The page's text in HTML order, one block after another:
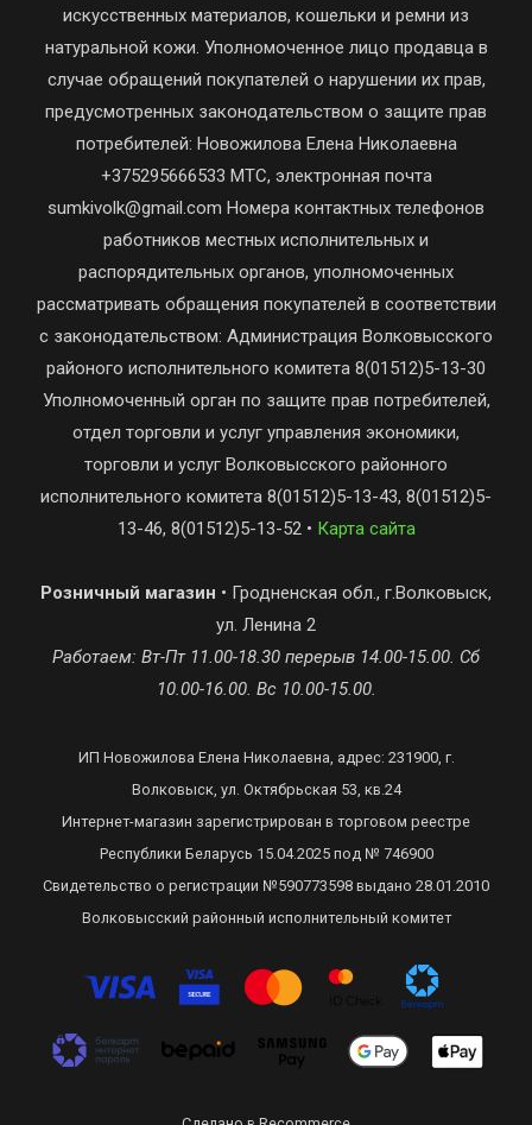
искусственных материалов, кошельки и ремни из
натуральной кожи. Уполномоченное лицо продавца в
случае обращений покупателей о нарушении их прав,
предусмотренных законодательством о защите прав
потребителей: Новожилова Елена Николаевна
+375295666533 МТС, электронная почта
sumkivolk@gmail.com Номера контактных телефонов
работников местных исполнительных и
распорядительных органов, уполномоченных
рассматривать обращения покупателей в соответствии
с законодательством: Администрация Волковысского
районого исполнительного комитета 8(01512)5-13-30
Уполномоченный орган по защите прав потребителей,
отдел торговли и услуг управления экономики,
торговли и услуг Волковысского районного
исполнительного комитета 8(01512)5-13-43, 8(01512)5-
13-46, 8(01512)5-13-52 • Карта сайта
Розничный магазин • Гродненская обл., г.Волковыск,
ул. Ленина 2
Работаем: Вт-Пт 11.00-18.30 перерыв 14.00-15.00. Сб
10.00-16.00. Вс 10.00-15.00.
ИП Новожилова Елена Николаевна, адрес: 231900, г.
Волковыск, ул. Октябрьская 53, кв.24
Интернет-магазин зарегистрирован в торговом реестре
Республики Беларусь 15.04.2025 под № 746900
Свидетельство о регистрации №590773598 выдано 28.01.2010
Волковысский районный исполнительный комитет